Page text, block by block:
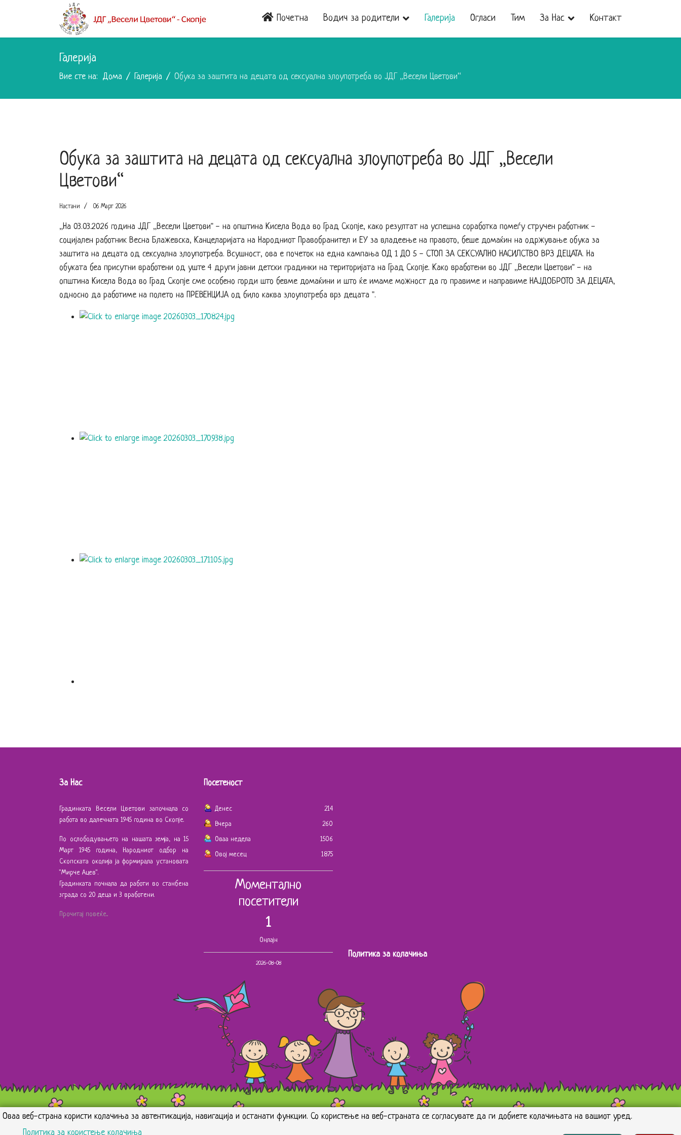
Почетна Водич за родители Галерија Огласи Тим За Нас Контакт
Галерија
Вие сте на: Дома Галерија Обука за заштита на децата од сексуална злоупотреба во ЈДГ „Весели Цветови“
Обука за заштита на децата од сексуална злоупотреба во ЈДГ „Весели
Цветови“
Настани 06 Март 2026
„На 03.03.2026 година ЈДГ „Весели Цветови" - на општина Кисела Вода во Град Скопје, како резултат на успешна соработка помеѓу стручен работник -
социјален работник Весна Блажевска, Канцеларијата на Народниот Правобранител и ЕУ за владеење на правото, беше домаќин на одржување обука за
заштита на децата од сексуална злоупотреба. Всушност, ова е почеток на една кампања ОД 1 ДО 5 - СТОП ЗА СЕКСУАЛНО НАСИЛСТВО ВРЗ ДЕЦАТА. На
обуката беа присутни вработени од уште 4 други јавни детски градинки на територијата на Град Скопје. Како вработени во ЈДГ „Весели Цветови" - на
општина Кисела Вода во Град Скопје сме особено горди што бевме домаќини и што ќе имаме можност да го правиме и направиме НАЈДОБРОТО ЗА ДЕЦАТА,
односно да работиме на полето на ПРЕВЕНЦИЈА од било каква злоупотреба врз децата ".
За Нас
Градинката Весели Цветови започнала со
работа во далечната 1945 година во Скопје.
По ослободувањето на нашата земја, на 15
Март 1945 година, Народниот одбор на
Скопската околија ја формирала установата
"Мирче Ацев".
Градинката почнала да работи во станбена
зграда со 20 деца и 3 вработени.
Прочитај повеќе...
Посетеност
Денес
214
Вчера
260
Оваа недела
1506
Овој месец
1875
Моментално
посетители
1
Онлајн
2026-08-08
Политика за колачиња
Оваа веб-страна користи колачиња за автентикација, навигација и останати функции. Со користење на веб-страната се согласувате да ги добиете колачињата на вашиот уред.
Политика за користење колачиња